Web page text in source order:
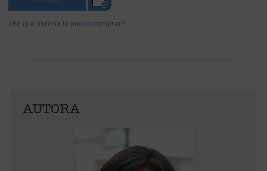
¿En qué librería lo puedo comprar?
AUTORA